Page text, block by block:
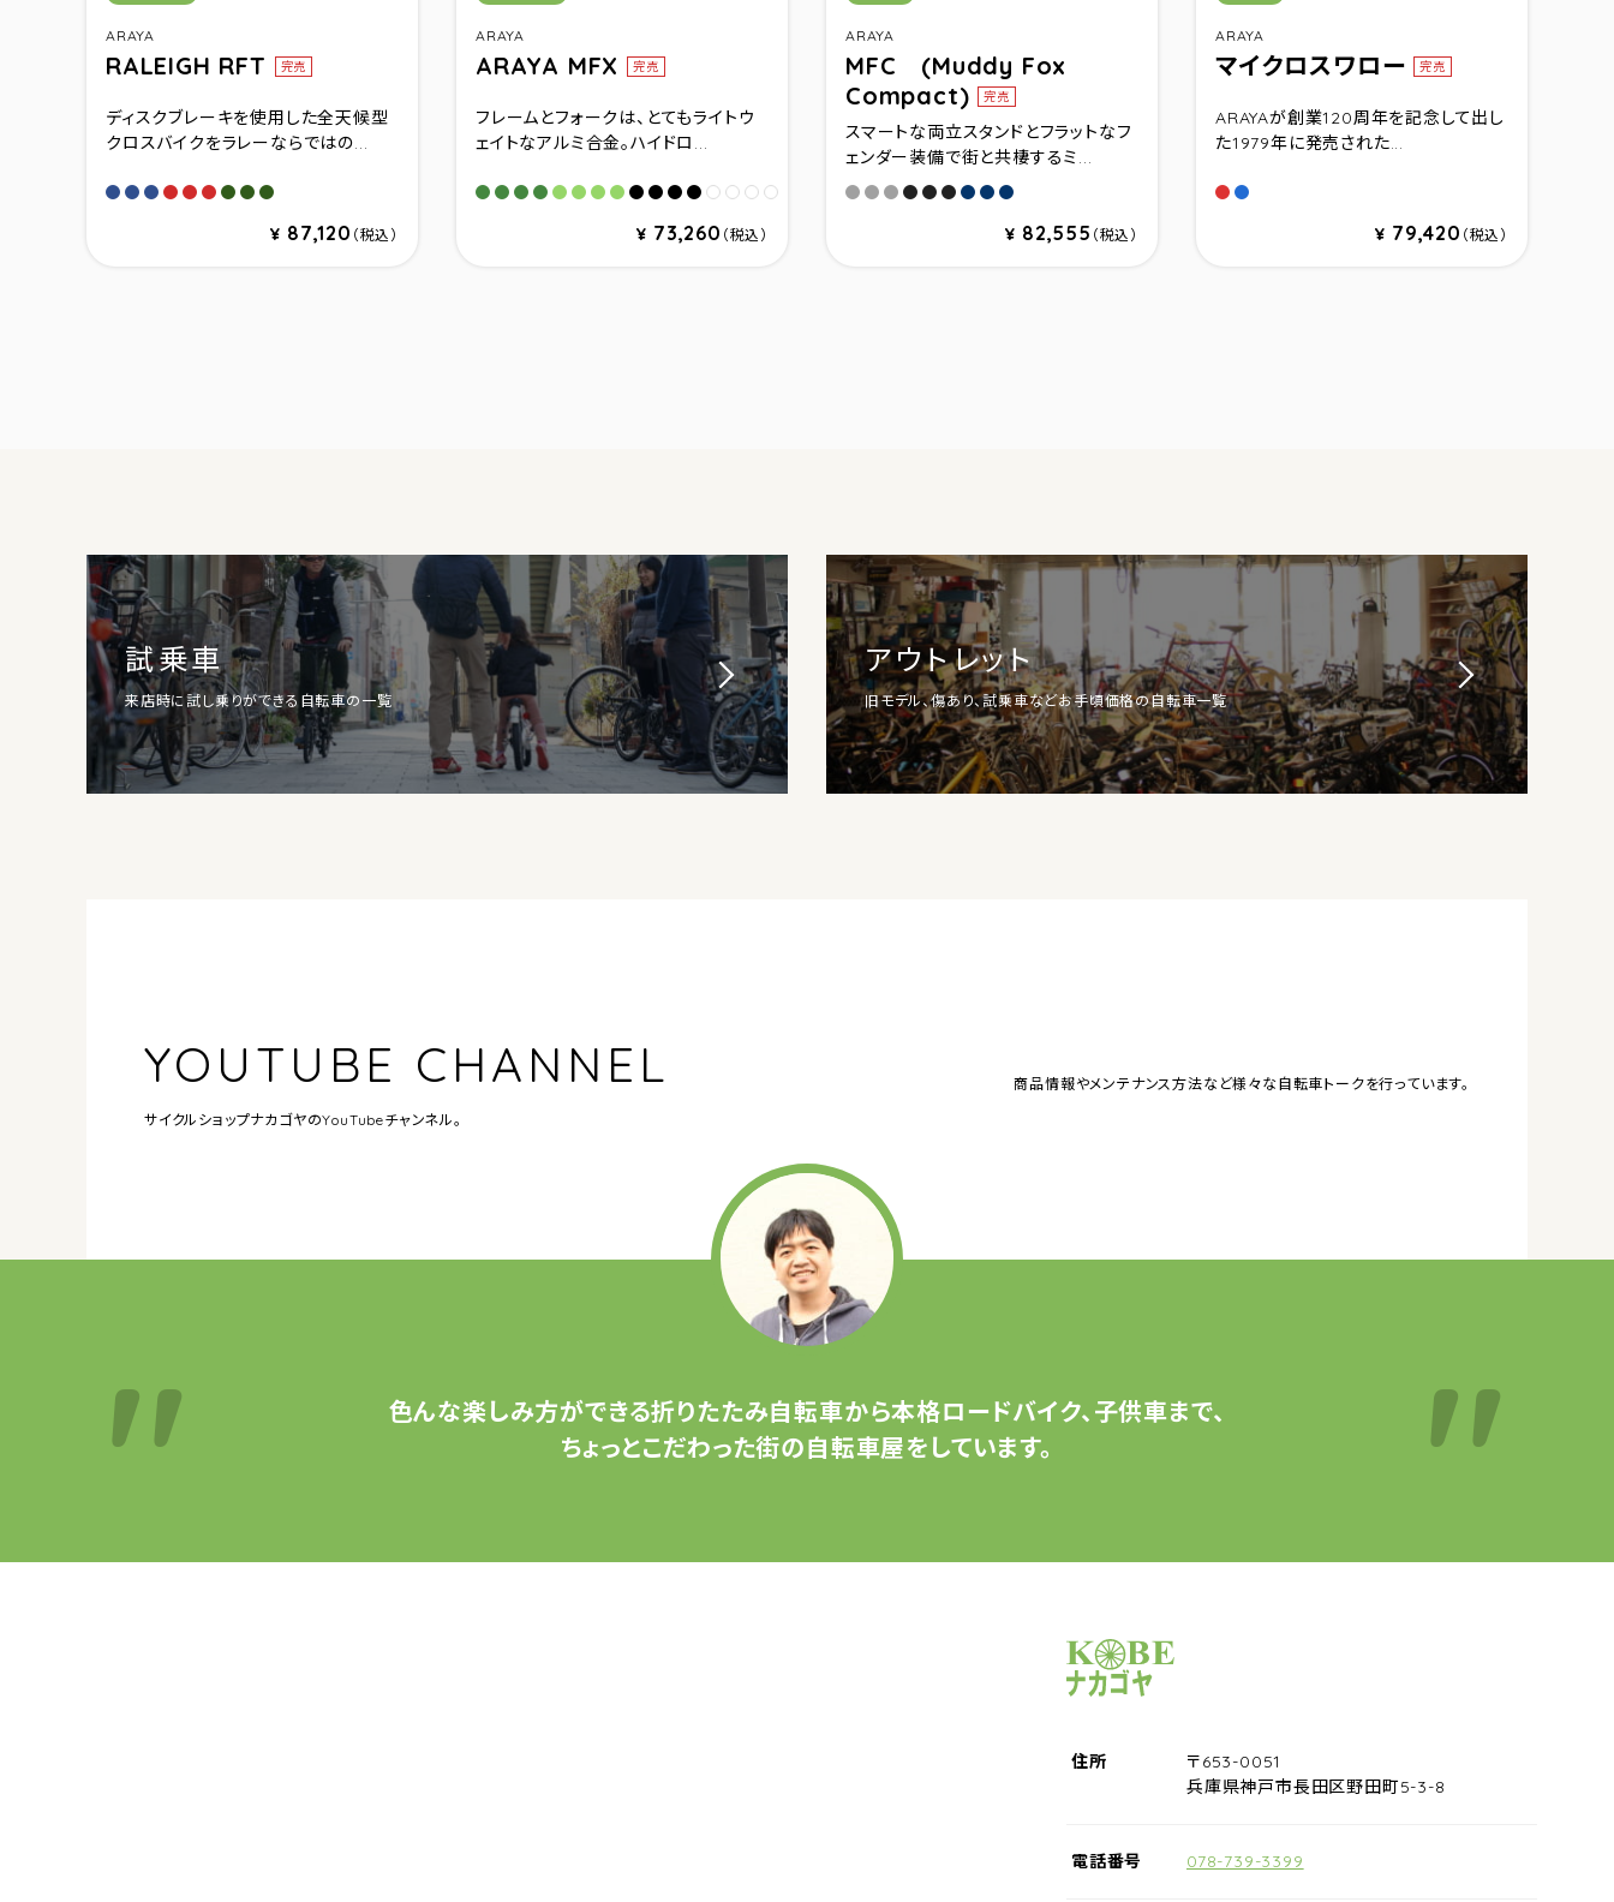
ARAYA
RALEIGH RFT 完売
ディスクブレーキを使用した全天候型
クロスバイクをラレーならではの...
アガトブルー(440)
アガトブルー(480)
アガトブルー(520)
キャニオンレッド(440)
キャニオンレッド(480)
キャニオンレッド(520)
クラブグリーン(440)
クラブグリーン(480)
クラブグリーン(520)
¥ 87,120 （税込）
ARAYA
ARAYA MFX 完売
フレームとフォークは、とてもライトウ
ェイトなアルミ合金。ハイドロ...
マットカーキ(420)
マットカーキ(460)
マットカーキ(500)
マットカーキ(540)
セピアグリーン(420)
セピアグリーン(460)
セピアグリーン(500)
セピアグリーン(540)
マットブラック(420)
マットブラック(460)
マットブラック(500)
マットブラック(540)
パールホワイト(420)
パールホワイト(460)
パールホワイト(500)
パールホワイト(540)
¥ 73,260 （税込）
ARAYA
MFC (Muddy Fox
Compact) 完売
スマートな両立スタンドとフラットなフ
ェンダー装備で街と共棲するミ...
アスファルトグレー(サイズ420)
アスファルトグレー(サイズ480)
アスファルトグレー(サイズ540)
マットブラック(サイズ420)
マットブラック(サイズ480)
マットブラック(サイズ540)
スモークブルー(サイズ420)
スモークブルー(サイズ480)
スモークブルー(サイズ540)
¥ 82,555 （税込）
ARAYA
マイクロスワロー 完売
ARAYAが創業120周年を記念して出し
た1979年に発売された...
レッドブルー
¥ 79,420 （税込）
試乗車
来店時に試し乗りができる自転車の一覧
アウトレット
旧モデル、傷あり、試乗車などお手頃価格の自転車一覧
YOUTUBE CHANNEL
サイクルショップナカゴヤのYouTubeチャンネル。
商品情報やメンテナンス方法など様々な自転車トークを行っています。
色んな楽しみ方ができる折りたたみ自転車から本格ロードバイク、子供車まで、
ちょっとこだわった街の自転車屋をしています。
サイクルショップナカゴヤ
住所
〒653-0051
兵庫県神戸市長田区野田町5-3-8
電話番号 078-739-3399